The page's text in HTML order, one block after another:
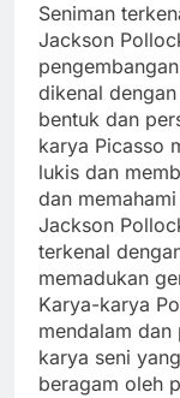
Seniman
Jackson
dikenal
bentuk dan
karya Picasso
lukis dan
dan
Jackson
terkenal
memadukan
Karya-karya
mendalam
karya seni
beragam oleh